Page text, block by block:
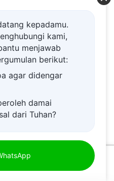
dengan
tak bersuara,
Mu, dan
pengaturan-Mu,"
kepada
najis, dan Iblis
"Ayolah, aku
Karena dalam hal
erat, dan dalam
kepadamu.
kami,
menjawab
berikut:
agar didengar
damai
dari Tuhan?
kedatangan
(15)Bagian Empat